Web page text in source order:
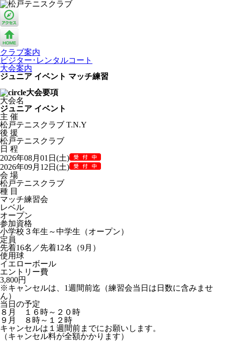
クラブ案内
ビジター･レンタルコート
大会案内
ジュニア イベント マッチ練習
大会要項
大会名
ジュニア イベント
主 催
松戸テニスクラブ T.N.Y
後 援
松戸テニスクラブ
日 程
2026年08月01日(土)
2026年09月12日(土)
会 場
松戸テニスクラブ
種 目
マッチ練習会
レベル
オープン
参加資格
小学校３年生～中学生（オープン）
定員
先着16名／先着12名（9月）
使用球
イエローボール
エントリー費
3,800円
※キャンセルは、1週間前迄（練習会当日は日数に含みませ
ん）
当日の予定
８月 １６時～２０時
９月 ８時～１２時
キャンセルは１週間前までにお願いします。
（キャンセル料が全額かかります）